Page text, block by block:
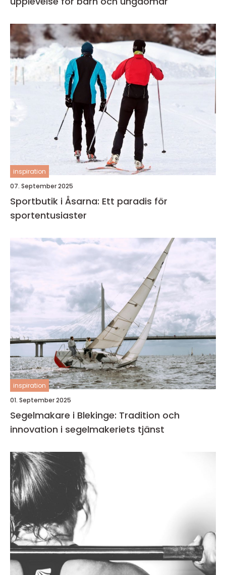
inspiration
07. September 2025
Sportbutik i Åsarna: Ett paradis för
sportentusiaster
inspiration
01. September 2025
Segelmakare i Blekinge: Tradition och
innovation i segelmakeriets tjänst